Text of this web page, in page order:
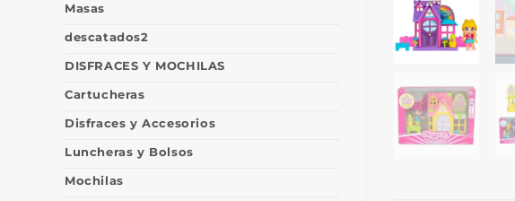
Masas
descatados2
DISFRACES Y MOCHILAS
Cartucheras
Disfraces y Accesorios
Luncheras y Bolsos
Mochilas